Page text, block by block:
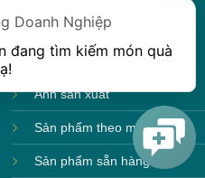
Ảnh sản xuất
Sản phẩm theo mùa
Sản phẩm sẵn hàng
Doanh Nghiệp
đang tìm kiếm món quà